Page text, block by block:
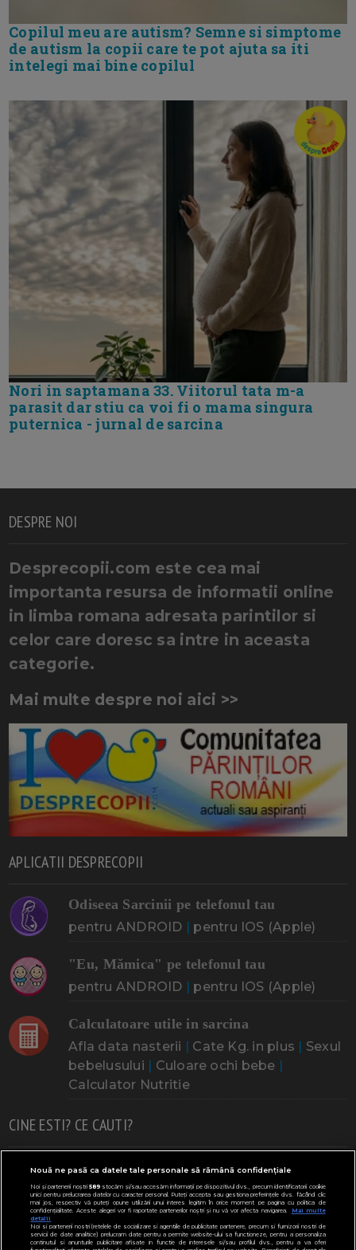
Copilul meu are autism? Semne si simptome
de autism la copii care te pot ajuta sa iti
intelegi mai bine copilul
Nori in saptamana 33. Viitorul tata m-a
parasit dar stiu ca voi fi o mama singura
puternica - jurnal de sarcina
DESPRE NOI
Desprecopii.com este cea mai
importanta resursa de informatii online
in limba romana adresata parintilor si
celor care doresc sa intre in aceasta
categorie.
Mai multe despre noi aici >>
APLICATII DESPRECOPII
Odiseea Sarcinii pe telefonul tau
pentru ANDROID | pentru IOS (Apple)
"Eu, Mămica" pe telefonul tau
pentru ANDROID | pentru IOS (Apple)
Calculatoare utile in sarcina
Afla data nasterii | Cate Kg. in plus | Sexul
bebelusului | Culoare ochi bebe |
Calculator Nutritie
CINE ESTI? CE CAUTI?
Doresc un copil Adoptia Probleme cu sarcina
Urmeaza sa nasc Probleme alaptare Bebe plange
Bebe febra Caut bona Cresa, Gradinta
Mergem la scoala Copil bolnav Copii cu nevoi speciale
Nouă ne pasă ca datele tale personale să rămână confidențiale
Noi și partenerii noștri589stocăm și/sau accesăm informații pe dispozitivul dvs., precum identificatorii cookie
unici pentru prelucrarea datelor cu caracter personal. Puteți accepta sau gestiona preferințele dvs. făcând clic
mai jos, respectiv vă puteți opune utilizării unui interes legitim în orice moment pe pagina cu politica de
confidențialitate. Aceste alegeri vor fi raportate partenerilor noștri și nu vă vor afecta navigarea.
Mai multe
detalii
Noi si partenerii nostri (retelele de socializare si agentiile de publicitate partenere, precum si furnizorii nostri de
servicii de date analitice) prelucram date pentru a permite website-ului sa functioneze, pentru a personaliza
continutul si anunturile publicitare afisate in functie de interesele si/sau profilul dvs., pentru a va oferi